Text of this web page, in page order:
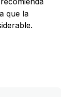
que la